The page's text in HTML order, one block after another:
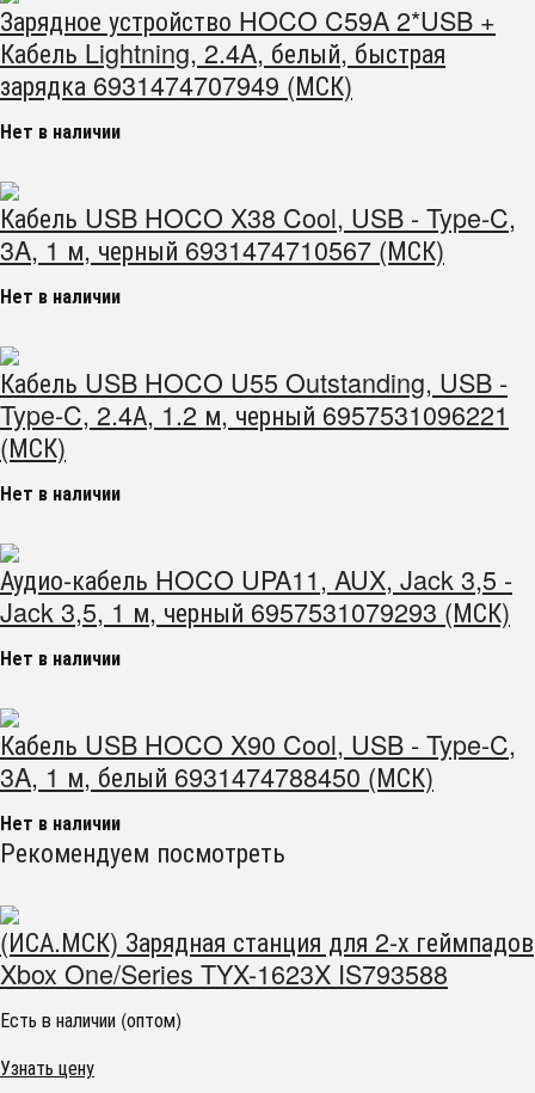
Зарядное устройство HOCO C59A 2*USB +
Кабель Lightning, 2.4A, белый, быстрая
зарядка 6931474707949 (МСК)
Нет в наличии
Кабель USB HOCO X38 Cool, USB - Type-C,
3A, 1 м, черный 6931474710567 (МСК)
Нет в наличии
Кабель USB HOCO U55 Outstanding, USB -
Type-C, 2.4А, 1.2 м, черный 6957531096221
(МСК)
Нет в наличии
Аудио-кабель HOCO UPA11, AUX, Jack 3,5 -
Jack 3,5, 1 м, черный 6957531079293 (МСК)
Нет в наличии
Кабель USB HOCO X90 Cool, USB - Type-C,
3A, 1 м, белый 6931474788450 (МСК)
Нет в наличии
Рекомендуем посмотреть
(ИСА.МСК) Зарядная станция для 2-х геймпадов
Xbox One/Series TYX-1623X IS793588
Есть в наличии (оптом)
Узнать цену